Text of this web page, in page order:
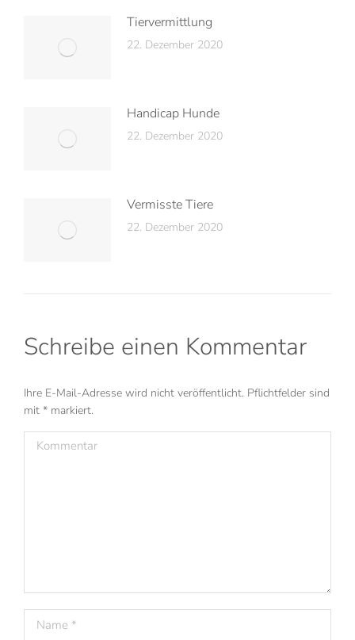
Tiervermittlung
22. Dezember 2020
Handicap Hunde
22. Dezember 2020
Vermisste Tiere
22. Dezember 2020
Schreibe einen Kommentar
Ihre E-Mail-Adresse wird nicht veröffentlicht. Pflichtfelder sind
mit * markiert.
Kommentar
Name *